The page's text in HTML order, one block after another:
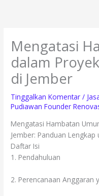
Mengatasi
dalam
di Jember
Tinggalkan Komentar /
Pudiawan Founder
Mengatasi Hambatan
Jember: Panduan
Daftar Isi
1. Pendahuluan
2. Perencanaan Anggaran